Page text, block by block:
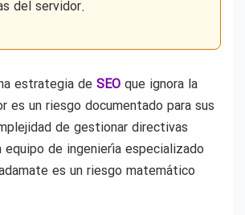
del servidor.
estrategia de SEO que ignora la
es un riesgo documentado para sus
de gestionar directivas
equipo de ingeniería especializado
es un riesgo matemático